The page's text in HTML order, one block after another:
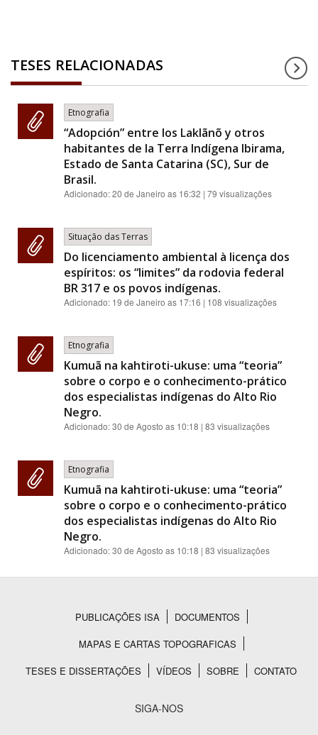
TESES RELACIONADAS
Etnografia
“Adopción” entre los Laklãnõ y otros
habitantes de la Terra Indígena Ibirama,
Estado de Santa Catarina (SC), Sur de
Brasil.
Adicionado:20 de Janeiro as 16:32 | 79 visualizações
Situação das Terras
Do licenciamento ambiental à licença dos
espíritos: os “limites” da rodovia federal
BR 317 e os povos indígenas.
Adicionado: 19 de Janeiro as 17:16 | 108 visualizações
Etnografia
Kumuã na kahtiroti-ukuse: uma “teoria”
sobre o corpo e o conhecimento-prático
dos especialistas indígenas do Alto Rio
Negro.
Adicionado:30 de Agosto as 10:18 | 83 visualizações
Etnografia
Kumuã na kahtiroti-ukuse: uma “teoria”
sobre o corpo e o conhecimento-prático
dos especialistas indígenas do Alto Rio
Negro.
Adicionado:30 de Agosto as 10:18 | 83 visualizações
Rodapé
PUBLICAÇÕES ISA
DOCUMENTOS
MAPAS E CARTAS TOPOGRAFICAS
TESES E DISSERTAÇÕES
VÍDEOS SOBRE CONTATO
SIGA-NOS